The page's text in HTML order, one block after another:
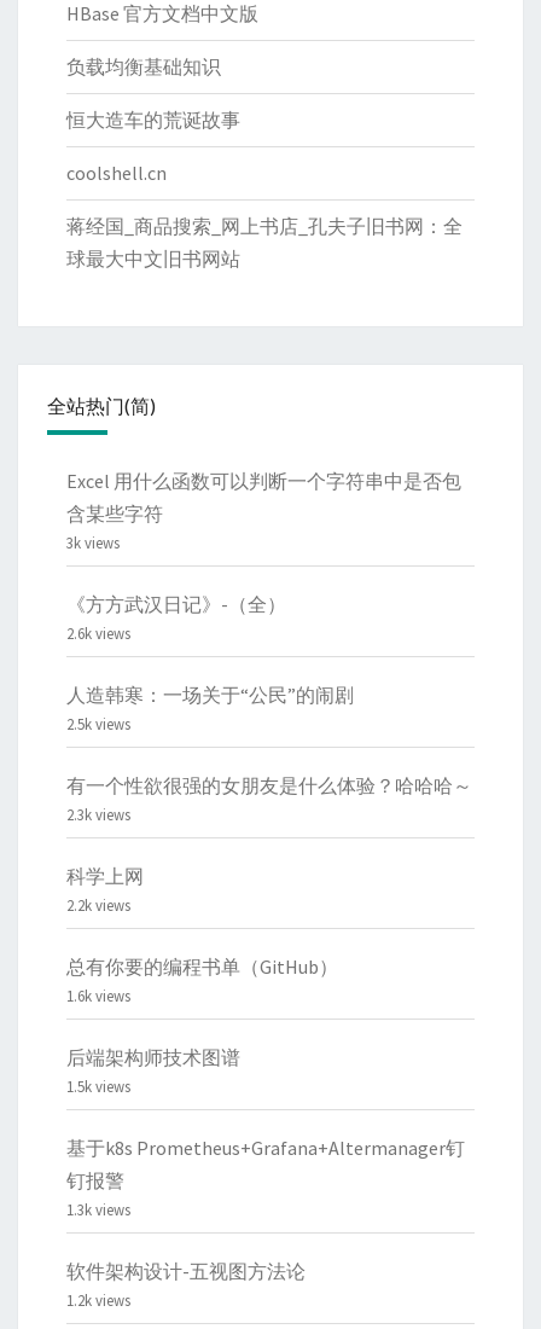
HBase 官方文档中文版
负载均衡基础知识
恒大造车的荒诞故事
coolshell.cn
蒋经国_商品搜索_网上书店_孔夫子旧书网：全
球最大中文旧书网站
全站热门(简)
Excel 用什么函数可以判断一个字符串中是否包
含某些字符
3k views
《方方武汉日记》-（全）
2.6k views
人造韩寒：一场关于“公民”的闹剧
2.5k views
有一个性欲很强的女朋友是什么体验？哈哈哈～
2.3k views
科学上网
2.2k views
总有你要的编程书单（GitHub）
1.6k views
后端架构师技术图谱
1.5k views
基于k8s Prometheus+Grafana+Altermanager钉
钉报警
1.3k views
软件架构设计-五视图方法论
1.2k views